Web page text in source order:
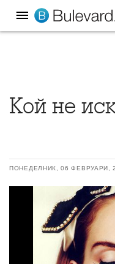
Кой не
ПОНЕДЕЛНИК, 06 ФЕВРУАРИ,